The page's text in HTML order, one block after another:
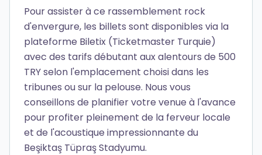
Pour assister à ce rassemblement rock
d'envergure, les billets sont disponibles via la
plateforme Biletix (Ticketmaster Turquie)
avec des tarifs débutant aux alentours de 500
TRY selon l'emplacement choisi dans les
tribunes ou sur la pelouse. Nous vous
conseillons de planifier votre venue à l'avance
pour profiter pleinement de la ferveur locale
et de l'acoustique impressionnante du
Beşiktaş Tüpraş Stadyumu.